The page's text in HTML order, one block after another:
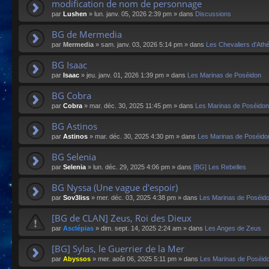
modification de nom de personnage
par Lushen » lun. janv. 05, 2026 2:39 pm » dans Discussions
BG de Mermedia
par Mermedia » sam. janv. 03, 2026 5:14 pm » dans Les Chevaliers
BG Isaac
par Isaac » jeu. janv. 01, 2026 1:39 pm » dans Les Marinas de Poséidon
BG Cobra
par Cobra» mar. déc. 30, 2025 11:45 pm » dans Les Marinas de Poséidon
BG Astinos
par Astinos » mar. déc. 30, 2025 4:30 pm » dans Les Marinas de
BG Selenia
par Selenia» lun. déc. 29, 2025 4:06 pm » dans [BG] Les Rebelles
BG Nyssa (Une vague d'espoir)
par Sov3liss » mer. déc. 03, 2025 4:38 pm » dans Les Marinas de
[BG de CLAN] Zeus, Roi des Dieux
par Asclépias » dim. sept. 14, 2025 2:24 am » dans Les Anges de Zeus
[BG] Sylas, le Guerrier de la Mer
par Abyssos » mer. août 06, 2025 5:11 pm » dans Les Marinas de